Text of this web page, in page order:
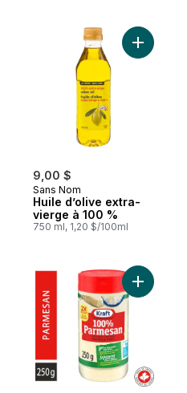
9,00 $
Sans Nom
Huile d’olive extra-
vierge à 100 %
750 ml, 1,20 $/100ml
Ajouter
Ajouter